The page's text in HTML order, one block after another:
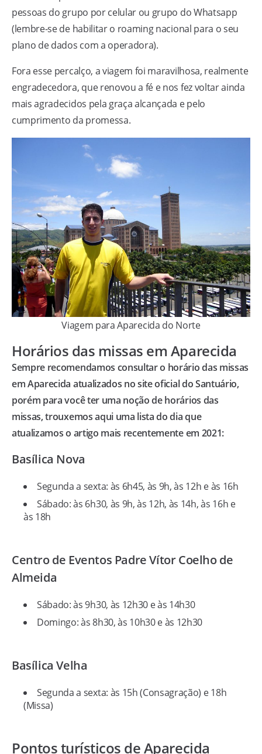
pessoas do grupo por celular ou grupo do Whatsapp
(lembre-se de habilitar o roaming nacional para o seu
plano de dados com a operadora).
Fora esse percalço, a viagem foi maravilhosa, realmente
engradecedora, que renovou a fé e nos fez voltar ainda
mais agradecidos pela graça alcançada e pelo
cumprimento da promessa.
Viagem para Aparecida do Norte
Horários das missas em Aparecida
Sempre recomendamos consultar o horário das missas
em Aparecida atualizados no site oficial do Santuário,
porém para você ter uma noção de horários das
missas, trouxemos aqui uma lista do dia que
atualizamos o artigo mais recentemente em 2021:
Basílica Nova
Segunda a sexta: às 6h45, às 9h, às 12h e às 16h
Sábado: às 6h30, às 9h, às 12h, às 14h, às 16h e
às 18h
Centro de Eventos Padre Vítor Coelho de
Almeida
Sábado: às 9h30, às 12h30 e às 14h30
Domingo: às 8h30, às 10h30 e às 12h30
Basílica Velha
Segunda a sexta: às 15h (Consagração) e 18h
(Missa)
Pontos turísticos de Aparecida